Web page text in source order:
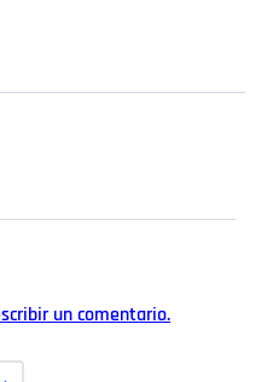
un comentario.